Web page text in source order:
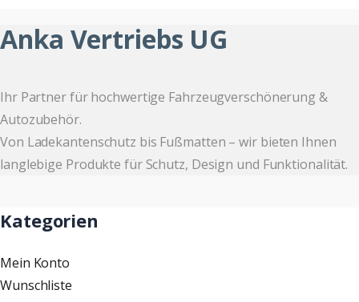
Anka Vertriebs UG
Ihr Partner für hochwertige Fahrzeugverschönerung &
Autozubehör.
Von Ladekantenschutz bis Fußmatten – wir bieten Ihnen
langlebige Produkte für Schutz, Design und Funktionalität.
Kategorien
Mein Konto
Wunschliste